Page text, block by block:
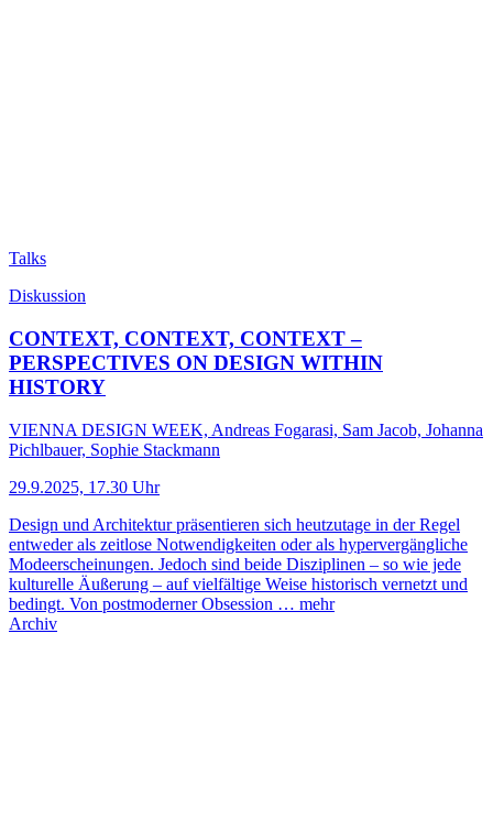
Talks
Diskussion
CONTEXT, CONTEXT, CONTEXT –
PERSPECTIVES ON DESIGN WITHIN
HISTORY
VIENNA DESIGN WEEK, Andreas Fogarasi, Sam Jacob, Johanna
Pichlbauer, Sophie Stackmann
29.9.2025, 17.30 Uhr
Design und Architektur präsentieren sich heutzutage in der Regel
entweder als zeitlose Notwendigkeiten oder als hypervergängliche
Modeerscheinungen. Jedoch sind beide Disziplinen – so wie jede
kulturelle Äußerung – auf vielfältige Weise historisch vernetzt und
bedingt. Von postmoderner Obsession … mehr
Archiv